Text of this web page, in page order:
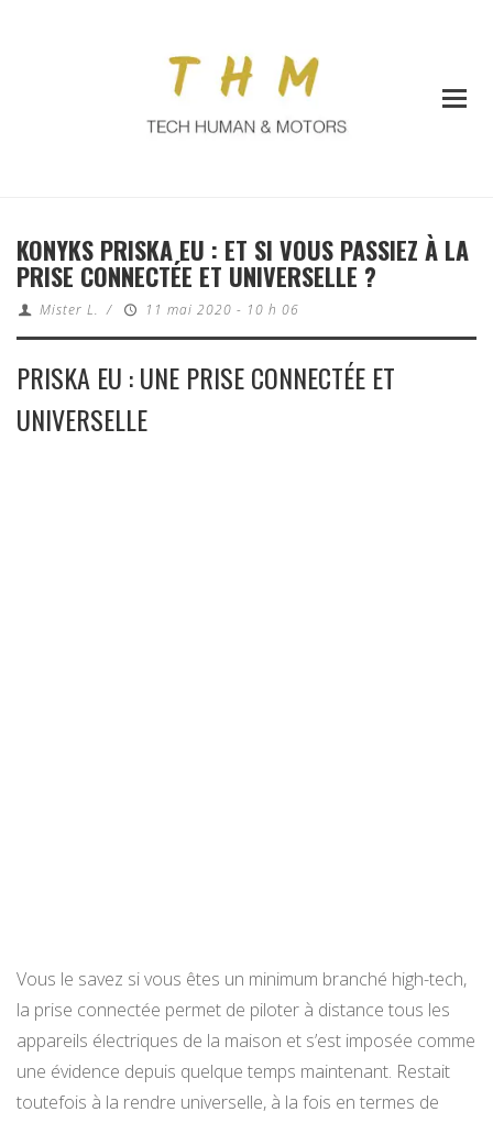
KONYKS PRISKA EU : ET SI VOUS PASSIEZ À LA
PRISE CONNECTÉE ET UNIVERSELLE ?
Mister L. / 11 mai 2020 - 10 h 06
PRISKA EU : UNE PRISE CONNECTÉE ET
UNIVERSELLE
Vous le savez si vous êtes un minimum branché high-tech,
la prise connectée permet de piloter à distance tous les
appareils électriques de la maison et s’est imposée comme
une évidence depuis quelque temps maintenant. Restait
toutefois à la rendre universelle, à la fois en termes de